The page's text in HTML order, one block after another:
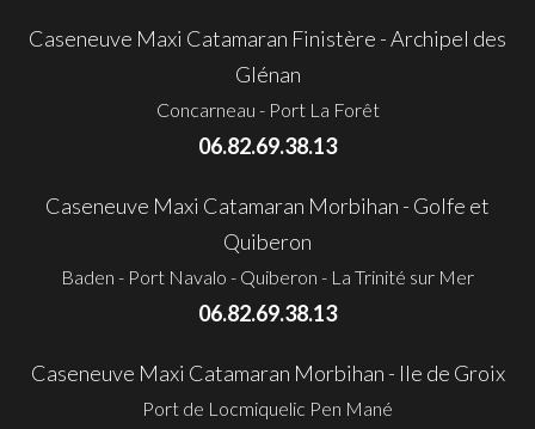
Caseneuve Maxi Catamaran Finistère - Archipel des
Glénan
Concarneau - Port La Forêt
06.82.69.38.13
Caseneuve Maxi Catamaran Morbihan - Golfe et
Quiberon
Baden - Port Navalo - Quiberon - La Trinité sur Mer
06.82.69.38.13
Caseneuve Maxi Catamaran Morbihan - Ile de Groix
Port de Locmiquelic Pen Mané